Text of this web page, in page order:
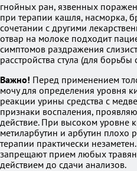
гнойных ран, язвенных
при терапии кашля, насморка,
сочетании с другими
отвар на молоке подходит
симптомов раздражения
расстройства стула (для борьбы
Важно! Перед применением
мочу для определения уровня
реакции урины средства с
признаки воспаления,
действие. При высоком уровне
метиларбутин и арбутин плохо
терапии практически
запрещают прием любых
действием до сдачи анализов.